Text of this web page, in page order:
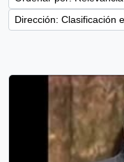
Dirección: Clasificación